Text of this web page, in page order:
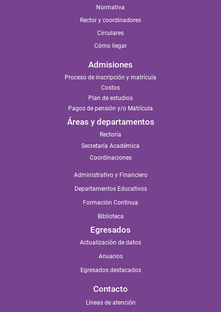
Normativa
Rector y coordinadores
Circulares
Cómo llegar
Admisiones
Proceso de inscripción y matrícula
Costos
Plan de estudios
Pagos de pensión y/o Matrícula
Áreas y departamentos
Rectoría
Secretaría Académica
Coordinaciones
Administrativo y Financiero
Departamentos Educativos
Formación Continua
Biblioteca
Egresados
Actualización de datos
Anuarios
Egresados destacados
Contacto
Líneas de atención